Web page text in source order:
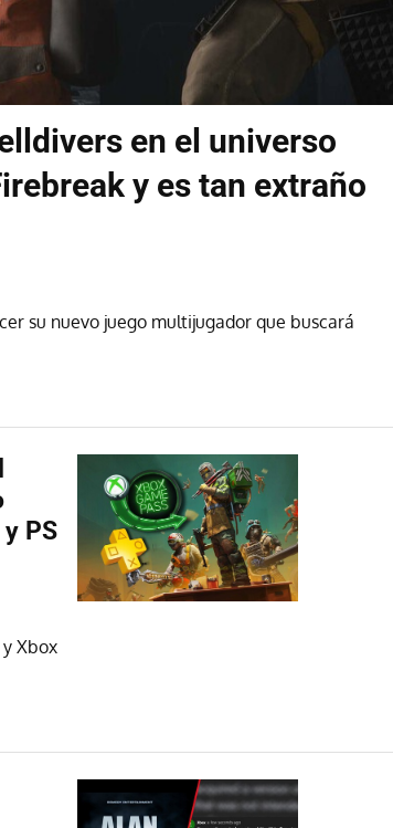
en el universo
y es tan extraño
su nuevo juego multijugador que buscará
PS
Xbox